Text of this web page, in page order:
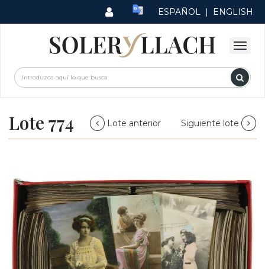
ESPAÑOL | ENGLISH
Lote 774 Lote anterior Siguiente lote